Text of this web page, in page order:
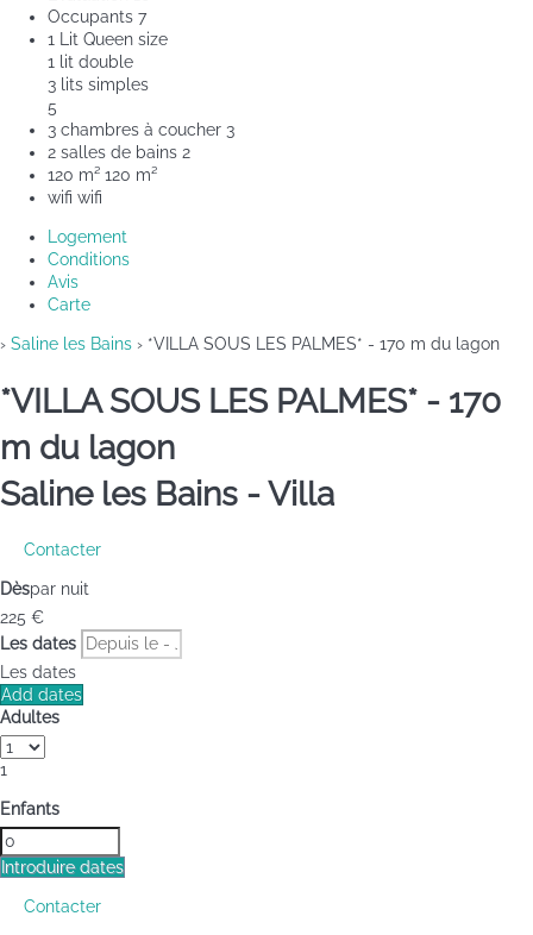
Occupants 7
1 Lit Queen size
1 lit double
3 lits simples
5
3 chambres à coucher 3
2 salles de bains 2
120 m² 120 m²
wifi wifi
Logement
Conditions
Avis
Carte
› Saline les Bains › *VILLA SOUS LES PALMES* - 170 m du lagon
*VILLA SOUS LES PALMES* - 170
m du lagon
Saline les Bains -Villa
Contacter
Dèspar nuit
225 €
Les dates
Les dates
Add dates
Adultes
1
Enfants
Introduire dates
Contacter